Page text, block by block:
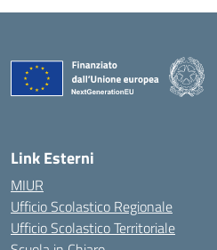
Link Esterni
MIUR
Ufficio Scolastico Regionale
Ufficio Scolastico Territoriale